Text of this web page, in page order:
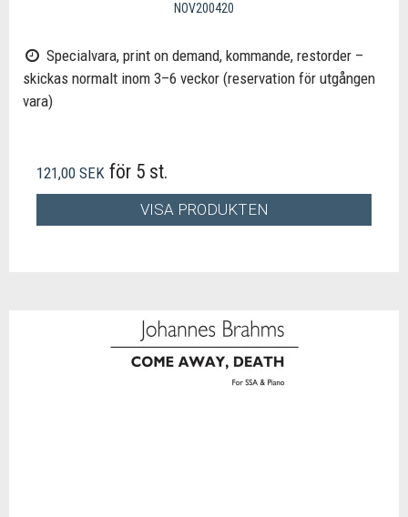
NOV200420
Specialvara, print on demand, kommande, restorder –
skickas normalt inom 3–6 veckor (reservation för utgången
vara)
121,00 SEK för 5 st.
VISA PRODUKTEN